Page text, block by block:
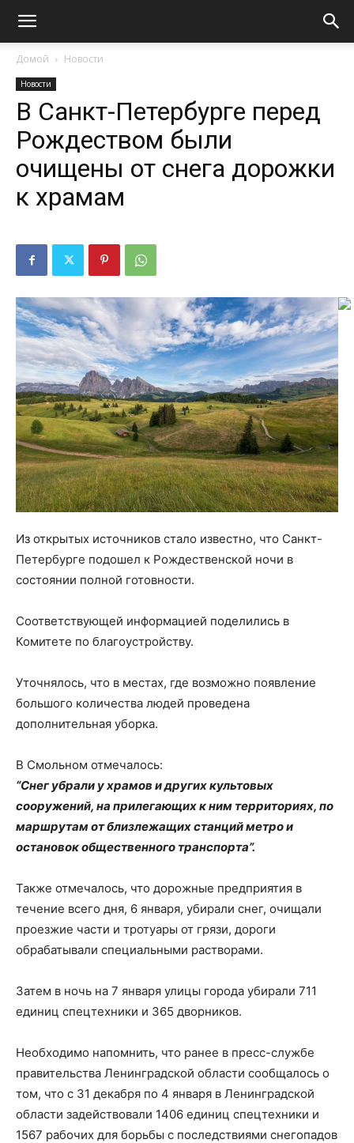
Домой Новости
Новости
В Санкт-Петербурге перед
Рождеством были
очищены от снега дорожки
к храмам
Из открытых источников стало известно, что Санкт-
Петербурге подошел к Рождественской ночи в
состоянии полной готовности.
Соответствующей информацией поделились в
Комитете по благоустройству.
Уточнялось, что в местах, где возможно появление
большого количества людей проведена
дополнительная уборка.
В Смольном отмечалось:
“Снег убрали у храмов и других культовых
сооружений, на прилегающих к ним территориях, по
маршрутам от близлежащих станций метро и
остановок общественного транспорта”.
Также отмечалось, что дорожные предприятия в
течение всего дня, 6 января, убирали снег, очищали
проезжие части и тротуары от грязи, дороги
обрабатывали специальными растворами.
Затем в ночь на 7 января улицы города убирали 711
единиц спецтехники и 365 дворников.
Необходимо напомнить, что ранее в пресс-службе
правительства Ленинградской области сообщалось о
том, что с 31 декабря по 4 января в Ленинградской
области задействовали 1406 единиц спецтехники и
1567 рабочих для борьбы с последствиями снегопадов